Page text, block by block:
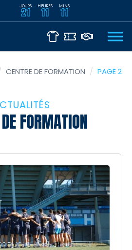
JOURS
21 HEURES
11 MINS
11
CENTRE DE FORMATION / PAGE 2
FORMATION